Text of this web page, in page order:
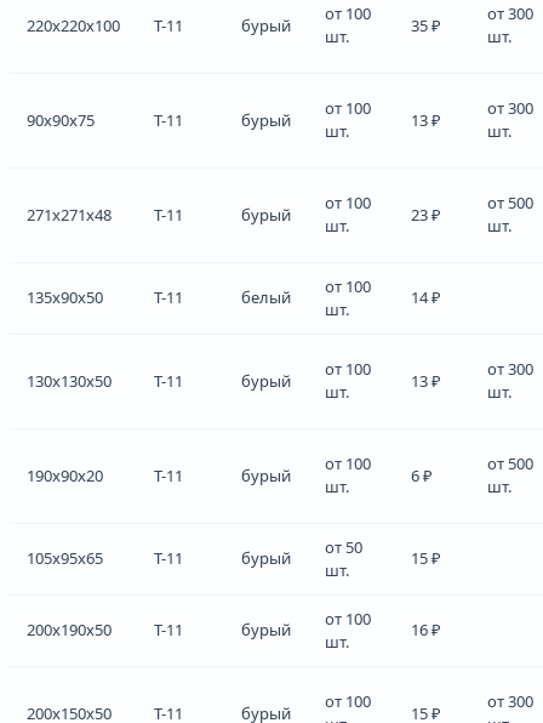
220x220x100 Т-11 бурый
от 100
шт.
35 ₽
от 300
шт.
90x90x75 Т-11 бурый
от 100
шт.
13 ₽
от 300
шт.
271x271x48 Т-11 бурый
от 100
шт.
23 ₽
от 500
шт.
135x90x50 Т-11 белый
от 100
шт.
14 ₽
130x130x50 Т-11 бурый
от 100
шт.
13 ₽
от 300
шт.
190x90x20 Т-11 бурый
от 100
шт.
6 ₽
от 500
шт.
105x95x65 Т-11 бурый
от 50
шт.
15 ₽
200x190x50 Т-11 бурый
от 100
шт.
16 ₽
200x150x50 Т-11 бурый
от 100
15 ₽
от 300